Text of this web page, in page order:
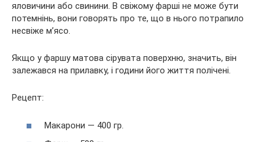
яловичини або свинини. В свіжому фарші не може бути
потемнінь, вони говорять про те, що в нього потрапило
несвіже м’ясо.
Якщо у фаршу матова сірувата поверхню, значить, він
залежався на прилавку, і години його життя полічені.
Рецепт:
Макарони — 400 гр.